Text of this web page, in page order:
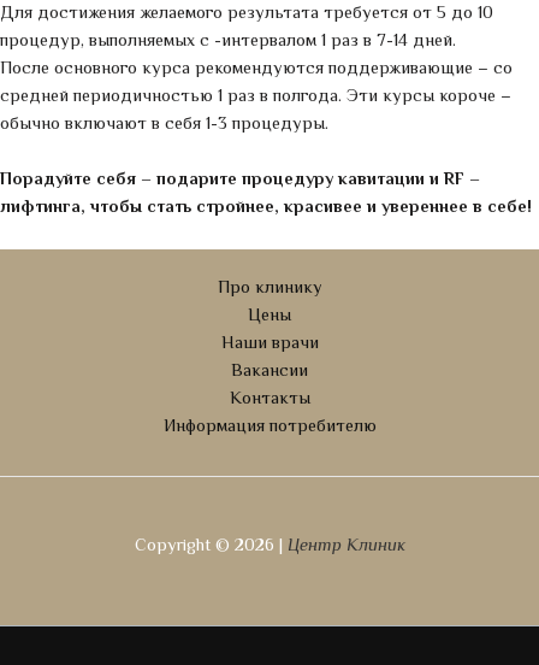
Для достижения желаемого результата требуется от 5 до 10
процедур, выполняемых с -интервалом 1 раз в 7-14 дней.
После основного курса рекомендуются поддерживающие – со
средней периодичностью 1 раз в полгода. Эти курсы короче –
обычно включают в себя 1-3 процедуры.
Порадуйте себя – подарите процедуру кавитации и RF –
лифтинга, чтобы стать стройнее, красивее и увереннее в себе!
Про клинику
Цены
Наши врачи
Вакансии
Контакты
Информация потребителю
Copyright © 2026 | Центр Клиник